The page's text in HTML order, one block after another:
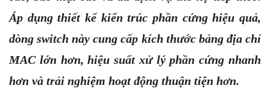
Áp dụng thiết kế kiến ​​trúc phần cứng hiệu quả,
dòng switch này cung cấp kích thước bảng địa chỉ
MAC lớn hơn, hiệu suất xử lý phần cứng nhanh
hơn và trải nghiệm hoạt động thuận tiện hơn.